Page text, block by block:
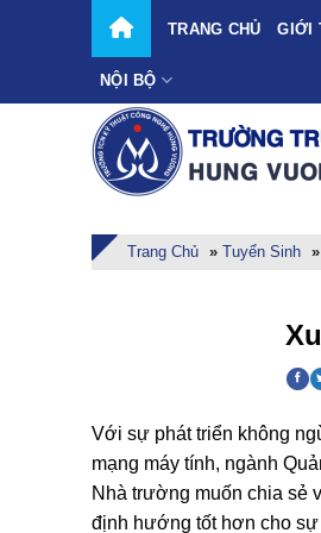
TRANG CHỦ GIỚI
NỘI BỘ
Trang Chủ » Tuyển Sinh »
Với sự phát triển không
mạng máy tính, ngành
Nhà trường muốn chia sẻ
định hướng tốt hơn cho